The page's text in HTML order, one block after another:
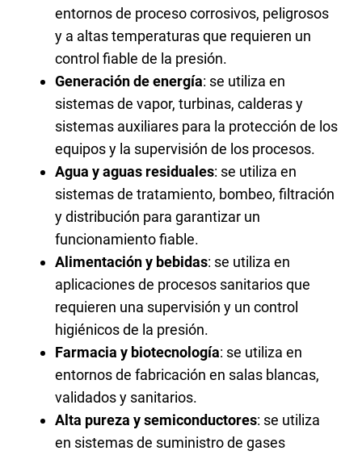
entornos de proceso corrosivos, peligrosos
y a altas temperaturas que requieren un
control fiable de la presión.
Generación de energía: se utiliza en
sistemas de vapor, turbinas, calderas y
sistemas auxiliares para la protección de los
equipos y la supervisión de los procesos.
Agua y aguas residuales: se utiliza en
sistemas de tratamiento, bombeo, filtración
y distribución para garantizar un
funcionamiento fiable.
Alimentación y bebidas: se utiliza en
aplicaciones de procesos sanitarios que
requieren una supervisión y un control
higiénicos de la presión.
Farmacia y biotecnología: se utiliza en
entornos de fabricación en salas blancas,
validados y sanitarios.
Alta pureza y semiconductores: se utiliza
en sistemas de suministro de gases